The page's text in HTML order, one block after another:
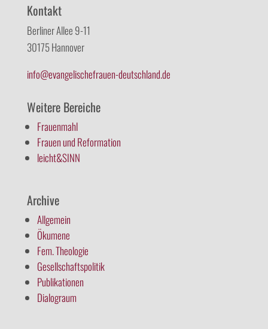
Kontakt
Berliner Allee 9-11
30175 Hannover
info@evangelischefrauen-deutschland.de
Weitere Bereiche
Frauenmahl
Frauen und Reformation
leicht&SINN
Archive
Allgemein
Ökumene
Fem. Theologie
Gesellschaftspolitik
Publikationen
Dialograum